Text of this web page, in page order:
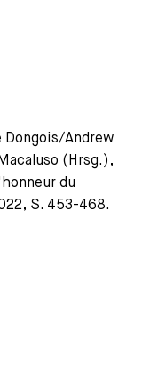
Andrew
(Hrsg.),
du
S. 453-468.